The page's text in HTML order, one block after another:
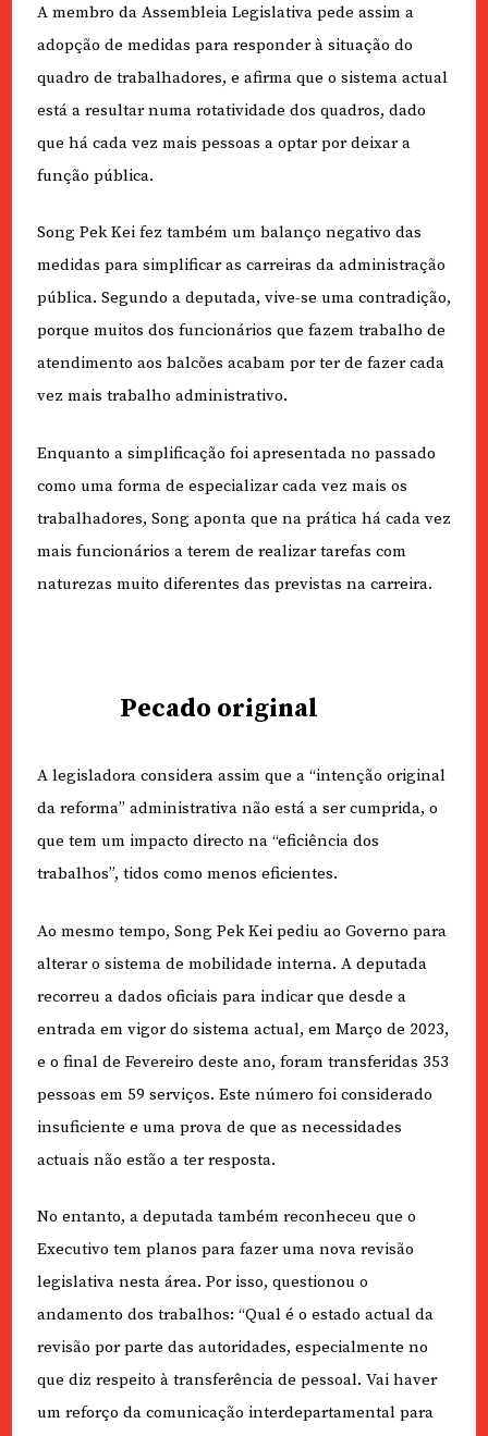
A membro da Assembleia Legislativa pede assim a
adopção de medidas para responder à situação do
quadro de trabalhadores, e afirma que o sistema actual
está a resultar numa rotatividade dos quadros, dado
que há cada vez mais pessoas a optar por deixar a
função pública.
Song Pek Kei fez também um balanço negativo das
medidas para simplificar as carreiras da administração
pública. Segundo a deputada, vive-se uma contradição,
porque muitos dos funcionários que fazem trabalho de
atendimento aos balcões acabam por ter de fazer cada
vez mais trabalho administrativo.
Enquanto a simplificação foi apresentada no passado
como uma forma de especializar cada vez mais os
trabalhadores, Song aponta que na prática há cada vez
mais funcionários a terem de realizar tarefas com
naturezas muito diferentes das previstas na carreira.
Pecado original
A legisladora considera assim que a “intenção original
da reforma” administrativa não está a ser cumprida, o
que tem um impacto directo na “eficiência dos
trabalhos”, tidos como menos eficientes.
Ao mesmo tempo, Song Pek Kei pediu ao Governo para
alterar o sistema de mobilidade interna. A deputada
recorreu a dados oficiais para indicar que desde a
entrada em vigor do sistema actual, em Março de 2023,
e o final de Fevereiro deste ano, foram transferidas 353
pessoas em 59 serviços. Este número foi considerado
insuficiente e uma prova de que as necessidades
actuais não estão a ter resposta.
No entanto, a deputada também reconheceu que o
Executivo tem planos para fazer uma nova revisão
legislativa nesta área. Por isso, questionou o
andamento dos trabalhos: “Qual é o estado actual da
revisão por parte das autoridades, especialmente no
que diz respeito à transferência de pessoal. Vai haver
um reforço da comunicação interdepartamental para